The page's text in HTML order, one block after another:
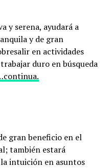
y serena, ayudará a
y de gran
en actividades
duro en búsqueda
gran beneficio en el
también estará
intuición en asuntos